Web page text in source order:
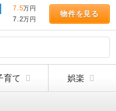
7.5万円
7.2万円
物件を見る
育て 娯楽